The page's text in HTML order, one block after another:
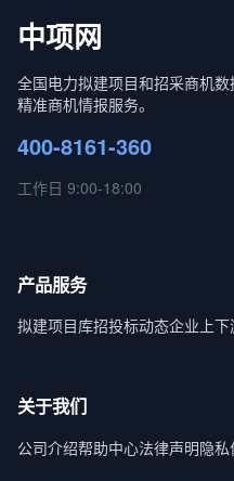
中项网
全国电力拟建项目和招采商机
精准商机情报服务。
400-8161-360
工作日 9:00-18:00
产品服务
拟建项目库招投标动态企业上下
关于我们
公司介绍帮助中心法律声明隐私